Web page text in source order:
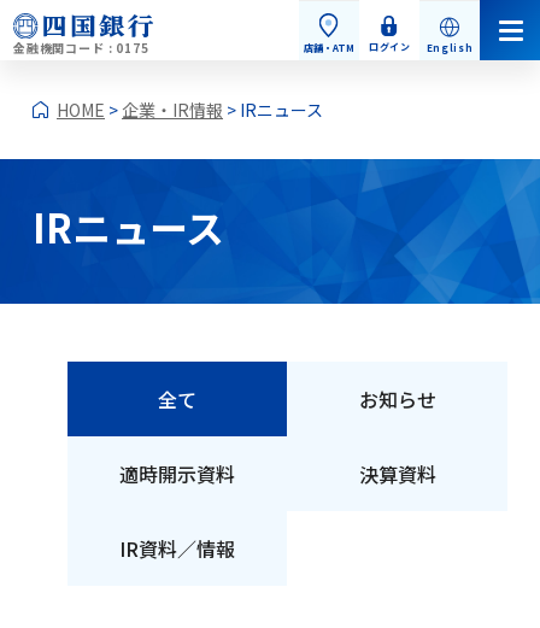
金融機関コード : 0175
個人のお客さま
法人のお客さま
店舗・ATM English
ログイン
HOME > 企業・IR情報 > IRニュース
IRニュース
全て お知らせ
適時開示資料 決算資料
IR資料／情報